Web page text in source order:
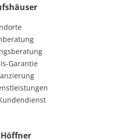
Garantie